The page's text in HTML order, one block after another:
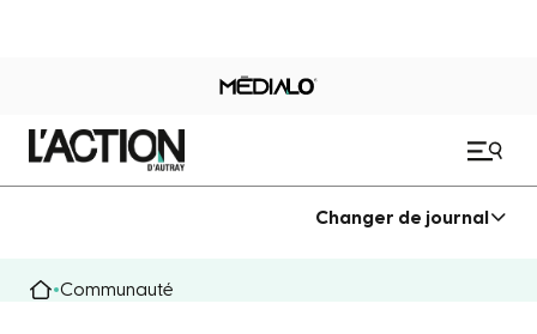
Changer de journal
Communauté